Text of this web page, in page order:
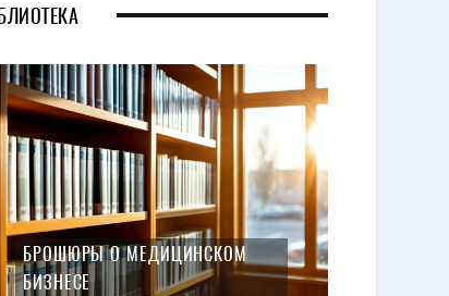
БРОШЮРЫ О МЕДИЦИНСКОМ
БИЗНЕСЕ